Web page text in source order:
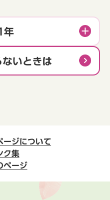
年
いときは
ージについて
ク集
ページ